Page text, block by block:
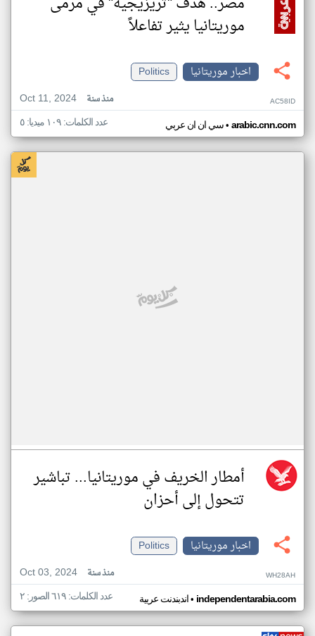
موريتانيا يثير تفاعلاً
اخبار موريتانيا
Politics
Oct 11, 2024
منذ سنة AC58ID
سي ان ان عربي• arabic.cnn.com عدد الكلمات: ١٠٩ ميديا: ٥
أمطار الخريف في موريتانيا... تباشير
تتحول إلى أحزان
اخبار موريتانيا
Politics
Oct 03, 2024
منذ سنة WH28AH
اندبندنت عربية• independentarabia.com عدد الكلمات: ٦١٩ الصور: ٢